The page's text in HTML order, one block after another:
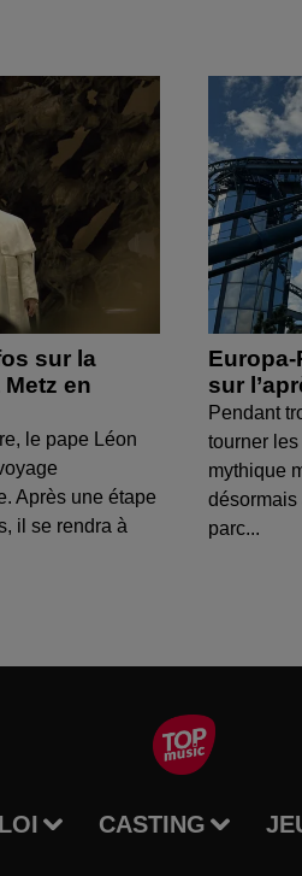
sur la
en
le pape Léon
Après une étape
il se rendra à
sur
Pendant
tourner
mythique
désormais
parc...
CASTING